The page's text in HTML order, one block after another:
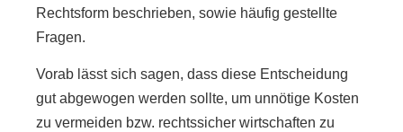
Rechtsform beschrieben, sowie häufig gestellte
Fragen.
Vorab lässt sich sagen, dass diese Entscheidung
gut abgewogen werden sollte, um unnötige Kosten
zu vermeiden bzw. rechtssicher wirtschaften zu